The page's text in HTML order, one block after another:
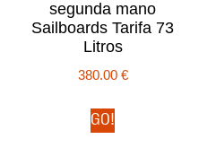
segunda mano
Sailboards Tarifa 73
Litros
380.00 €
GO!